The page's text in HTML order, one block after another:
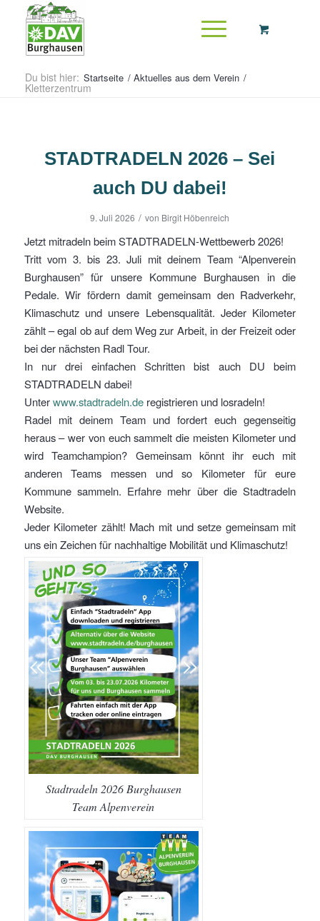
Du bist hier: Startseite / Aktuelles aus dem Verein /
Kletterzentrum
STADTRADELN 2026 – Sei
auch DU dabei!
9. Juli 2026 / von Birgit Höbenreich
Jetzt mitradeln beim STADTRADELN-Wettbewerb 2026!
Tritt vom 3. bis 23. Juli mit deinem Team “Alpenverein
Burghausen” für unsere Kommune Burghausen in die
Pedale. Wir fördern damit gemeinsam den Radverkehr,
Klimaschutz und unsere Lebensqualität. Jeder Kilometer
zählt – egal ob auf dem Weg zur Arbeit, in der Freizeit oder
bei der nächsten Radl Tour.
In nur drei einfachen Schritten bist auch DU beim
STADTRADELN dabei!
Unterwww.stadtradeln.deregistrieren und losradeln!
Radel mit deinem Team und fordert euch gegenseitig
heraus – wer von euch sammelt die meisten Kilometer und
wird Teamchampion? Gemeinsam könnt ihr euch mit
anderen Teams messen und so Kilometer für eure
Kommune sammeln. Erfahre mehr über die Stadtradeln
Website.
Jeder Kilometer zählt! Mach mit und setze gemeinsam mit
uns ein Zeichen für nachhaltige Mobilität und Klimaschutz!
Stadtradeln 2026 Burghausen
Team Alpenverein